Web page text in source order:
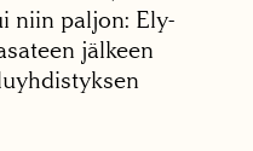
niin paljon: Ely-
jälkeen